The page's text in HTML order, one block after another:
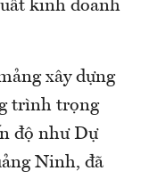
kinh doanh
xây dựng
trình trọng
độ như Dự
Ninh, đã